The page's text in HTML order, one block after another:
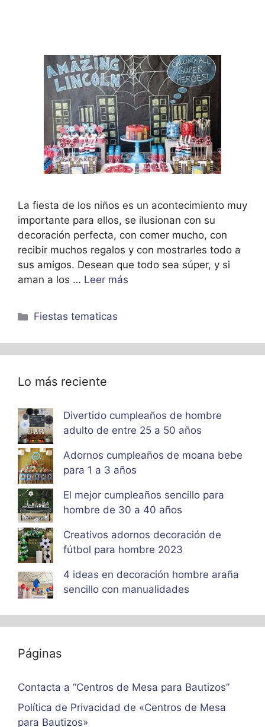
La fiesta de los niños es un acontecimiento muy
importante para ellos, se ilusionan con su
decoración perfecta, con comer mucho, con
recibir muchos regalos y con mostrarles todo a
sus amigos. Desean que todo sea súper, y si
aman a los … Leer más
Categorías
Fiestas tematicas
Lo más reciente
Divertido cumpleaños de hombre
adulto de entre 25 a 50 años
Adornos cumpleaños de moana bebe
para 1 a 3 años
El mejor cumpleaños sencillo para
hombre de 30 a 40 años
Creativos adornos decoración de
fútbol para hombre 2023
4 ideas en decoración hombre araña
sencillo con manualidades
Páginas
Contacta a “Centros de Mesa para Bautizos”
Política de Privacidad de «Centros de Mesa
para Bautizos»